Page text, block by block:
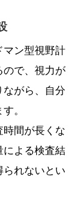
マン型視野計
ので、視力が
ながら、自分
。
時間が長くな
による検査結
られないとい